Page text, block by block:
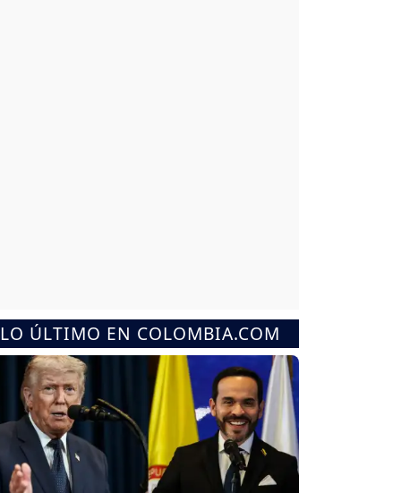
LO ÚLTIMO EN COLOMBIA.COM